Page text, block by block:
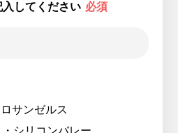
してください 必須
ロサンゼルス